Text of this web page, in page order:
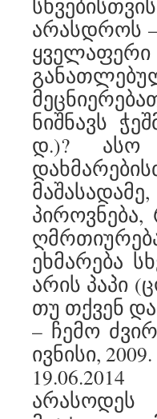
არასდროს
ნიშნავს
დ.)? ასო
ეხმარება
არის პაპი
თუ თქვენ
– ჩემო
ივნისი, 2009.
19.06.2014